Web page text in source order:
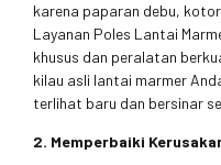
karena paparan debu,
Layanan Poles Lantai
khusus dan peralatan
kilau asli lantai marmer
terlihat baru dan bersinar
2. Memperbaiki